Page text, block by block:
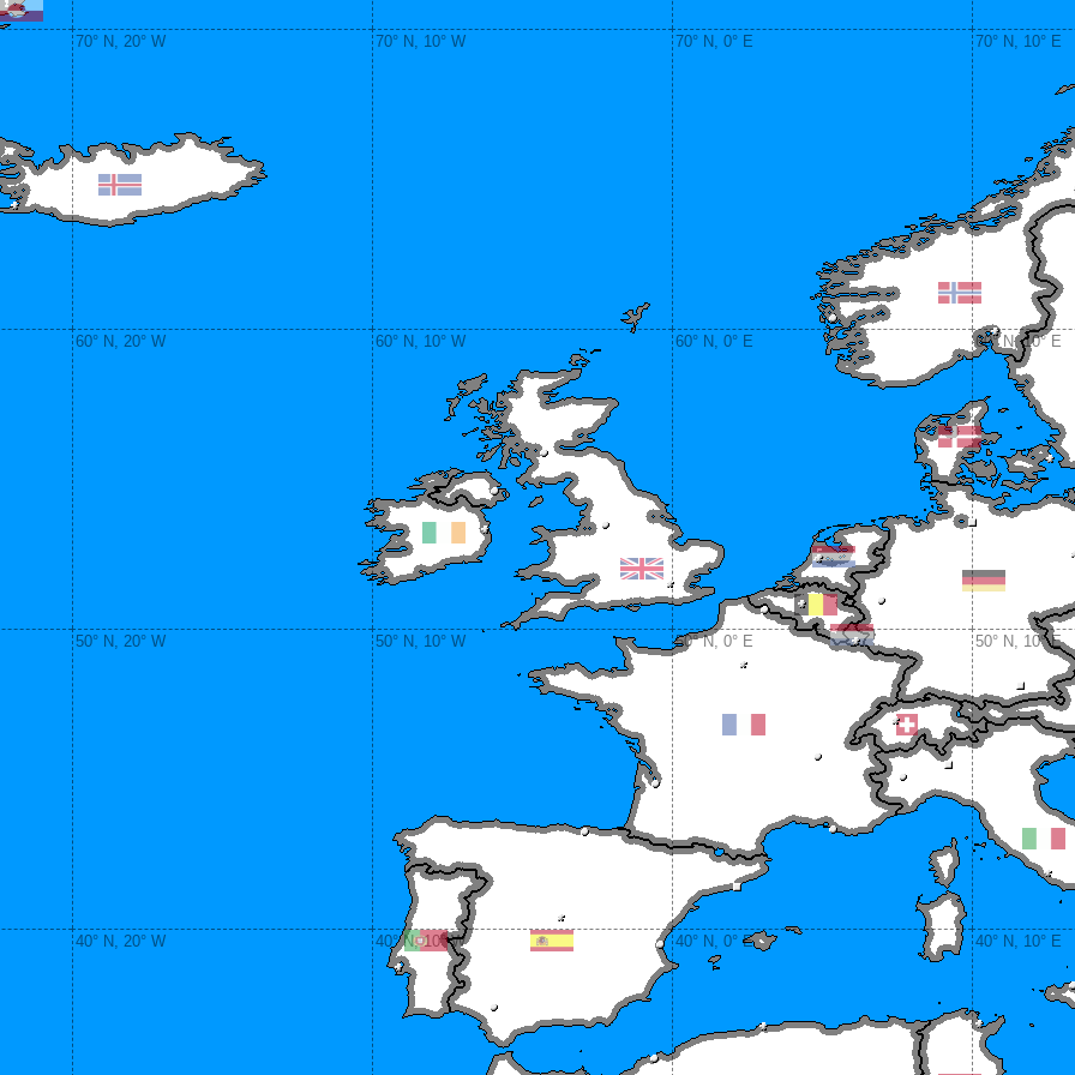
70° N, 20° W 70° N, 10° W 70° N, 0° E 70° N, 10° E
60° N, 20° W 60° N, 10° W 60° N, 0° E 60° N, 10° E
50° N, 20° W 50° N, 10° W 50° N, 0° E 50° N, 10° E
40° N, 20° W 40° N, 10° W 40° N, 0° E 40° N, 10° E